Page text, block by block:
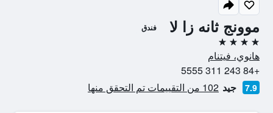
موونج ثانه زا لا فندق
4 نجوم
هانوي، فيتنام
+84 243 311 5555
7.9 جيد 102 من التقييمات تم التحقق منها